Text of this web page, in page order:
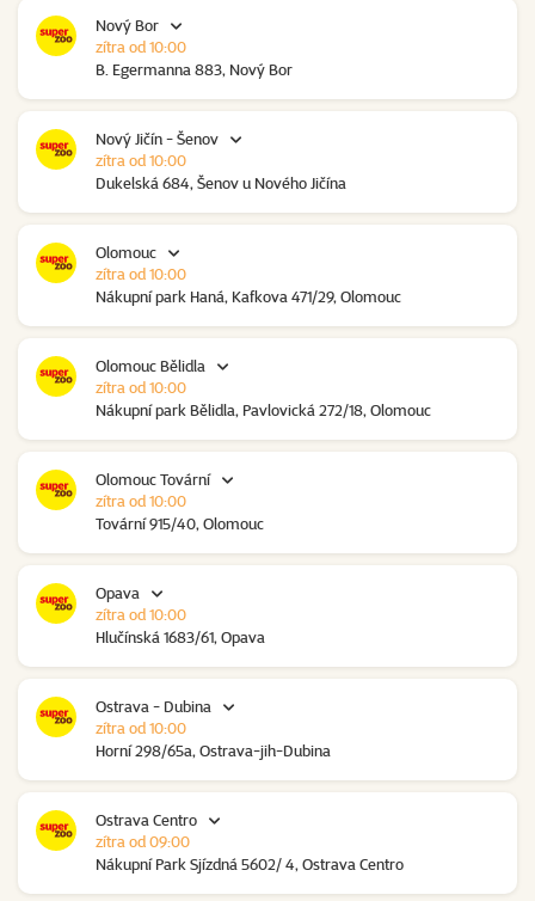
Nový Bor
B. Egermanna 883, Nový Bor
zítra od 10:00
Nový Jičín - Šenov
Dukelská 684, Šenov u Nového Jičína
zítra od 10:00
Olomouc
Nákupní park Haná, Kafkova 471/29, Olomouc
zítra od 10:00
Olomouc Bělidla
Nákupní park Bělidla, Pavlovická 272/18, Olomouc
zítra od 10:00
Olomouc Tovární
Tovární 915/40, Olomouc
zítra od 10:00
Opava
Hlučínská 1683/61, Opava
zítra od 10:00
Ostrava - Dubina
Horní 298/65a, Ostrava-jih-Dubina
zítra od 10:00
Ostrava Centro
Nákupní Park Sjízdná 5602/ 4, Ostrava Centro
zítra od 09:00